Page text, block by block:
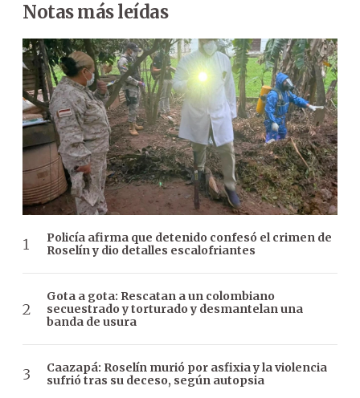
Notas más leídas
Policía afirma que detenido confesó el crimen de
Roselín y dio detalles escalofriantes
Gota a gota: Rescatan a un colombiano
secuestrado y torturado y desmantelan una
banda de usura
Caazapá: Roselín murió por asfixia y la violencia
sufrió tras su deceso, según autopsia